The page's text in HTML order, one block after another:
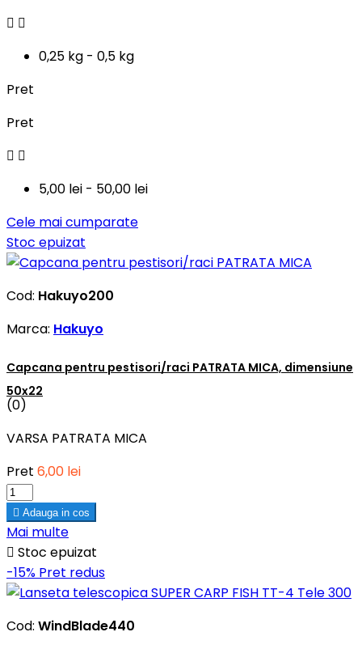
 
0,25 kg - 0,5 kg
Pret
Pret
 
5,00 lei - 50,00 lei
Cele mai cumparate
Stoc epuizat
Cod: Hakuyo200
Marca: Hakuyo
Capcana pentru pestisori/raci PATRATA MICA, dimensiune
50x22
(0)
VARSA PATRATA MICA
Pret 6,00 lei
 Adauga in cos
Mai multe
 Stoc epuizat
-15% Pret redus
Cod: WindBlade440